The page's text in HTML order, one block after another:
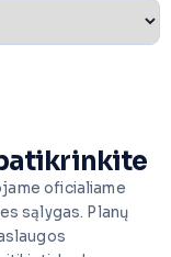
oficialiame
sąlygas. Planų